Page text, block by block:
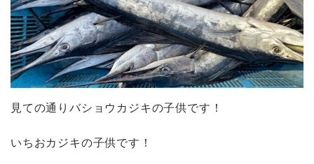
見ての通りバショウカジキの子供です！
いちおカジキの子供です！